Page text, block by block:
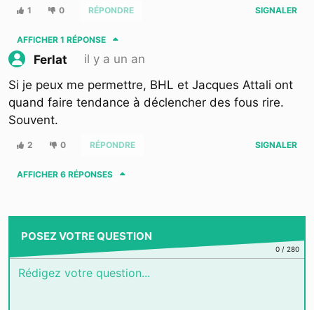
1 0 RÉPONDRE SIGNALER
AFFICHER 1 RÉPONSE
Ferlat
il y a un an
Si je peux me permettre, BHL et Jacques Attali ont
quand faire tendance à déclencher des fous rire.
Souvent.
2 0 RÉPONDRE SIGNALER
AFFICHER 6 RÉPONSES
POSEZ VOTRE QUESTION
0/ 280